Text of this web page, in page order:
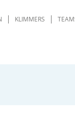
KLIMMERS